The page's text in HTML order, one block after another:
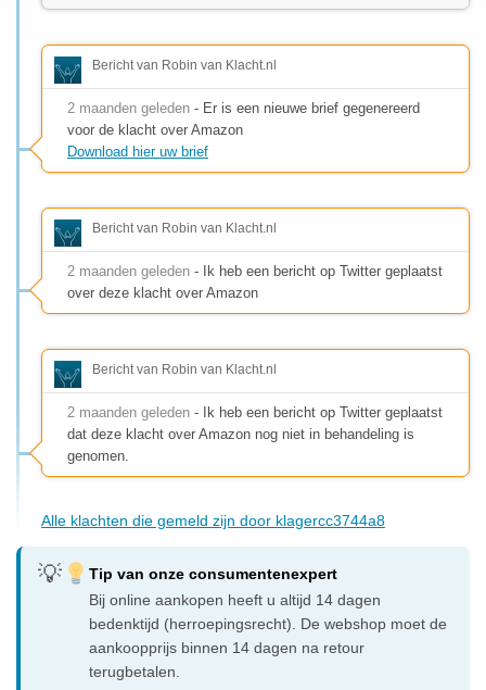
Bericht van Robin van Klacht.nl
2 maanden geleden - Er is een nieuwe brief gegenereerd
voor de klacht over Amazon
Download hier uw brief
Bericht van Robin van Klacht.nl
2 maanden geleden - Ik heb een bericht op Twitter geplaatst
over deze klacht over Amazon
Bericht van Robin van Klacht.nl
2 maanden geleden - Ik heb een bericht op Twitter geplaatst
dat deze klacht over Amazon nog niet in behandeling is
genomen.
Alle klachten die gemeld zijn door klagercc3744a8
Tip van onze consumentenexpert
Bij online aankopen heeft u altijd 14 dagen
bedenktijd (herroepingsrecht). De webshop moet de
aankoopprijs binnen 14 dagen na retour
terugbetalen.